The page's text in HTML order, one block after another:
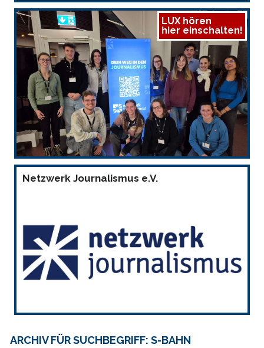
LUX hören
hier einschalten!
Netzwerk Journalismus e.V.
ARCHIV FÜR SUCHBEGRIFF: S-BAHN